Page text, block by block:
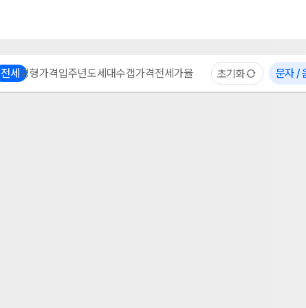
전세 평형가격입주년도세대수갭가격전세가율 초기화 문자 /